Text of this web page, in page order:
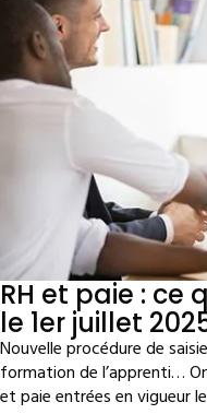
RH et paie : ce
le 1er juillet
Nouvelle procédure de
formation de l’apprenti…
et paie entrées en vigueur